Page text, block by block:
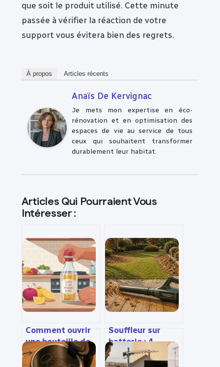
que soit le produit utilisé. Cette minute
passée à vérifier la réaction de votre
support vous évitera bien des regrets.
À propos Articles récents
Anaïs De Kervignac
Je mets mon expertise en éco-
rénovation et en optimisation des
espaces de vie au service de tous
ceux qui souhaitent transformer
durablement leur habitat.
Articles Qui Pourraient Vous
Intéresser :
Comment ouvrir
une bouteille de
vinaigre blanc
facilement et
Souffleur sur
batterie : 4
critères
techniques pour